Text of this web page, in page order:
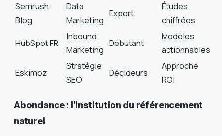
Semrush
Blog
Data
Marketing
Expert
Études
chiffrées
HubSpot FR
Inbound
Marketing
Débutant
Modèles
actionnables
Eskimoz
Stratégie
SEO
Décideurs
Approche
ROI
Abondance : l’institution du référencement
naturel